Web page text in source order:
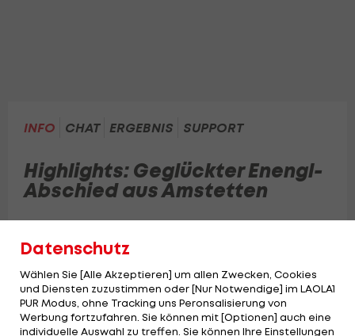
INFO CHAT ERGEBNIS SUPPORT
Highlights: Geglückter Enengl-
Abschied aus Amstetten
Trainer gelingt ein klarer Heimsieg über
Klagenfurt.
Datenschutz
Wählen Sie [Alle Akzeptieren] um allen Zwecken, Cookies
und Diensten zuzustimmen oder [Nur Notwendige] im LAOLA1
PUR Modus, ohne Tracking uns Peronsalisierung von
Werbung fortzufahren. Sie können mit [Optionen] auch eine
individuelle Auswahl zu treffen. Sie können Ihre Einstellungen